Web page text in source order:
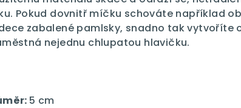
Pokud dovnitř míčku schováte například
zabalené pamlsky, snadno tak vytvoříte
nejednu chlupatou hlavičku.
5 cm